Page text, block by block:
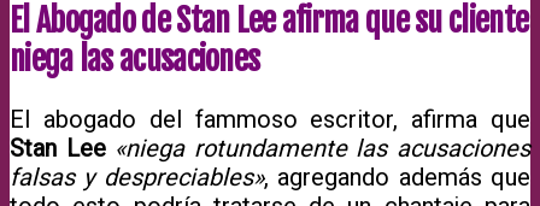
El Abogado de Stan Lee afirma que su cliente
niega las acusaciones
El abogado del fammoso escritor, afirma que
Stan Lee «niega rotundamente las acusaciones
falsas y despreciables», agregando además que